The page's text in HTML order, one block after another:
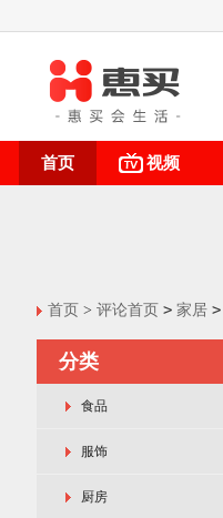
首页 视频
首页 > 评论首页 > 家居 >
分类
食品
服饰
厨房